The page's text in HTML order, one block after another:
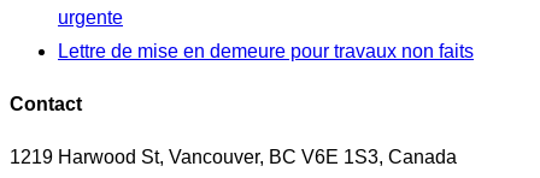
urgente
Lettre de mise en demeure pour travaux non faits
Contact
1219 Harwood St, Vancouver, BC V6E 1S3, Canada